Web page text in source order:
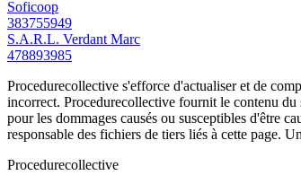
Soficoop
383755949
S.A.R.L. Verdant Marc
478893985
Procedurecollective s'efforce d'actualiser et de
incorrect. Procedurecollective fournit le contenu
pour les dommages causés ou susceptibles d'être
responsable des fichiers de tiers liés à cette page.
Procedurecollective